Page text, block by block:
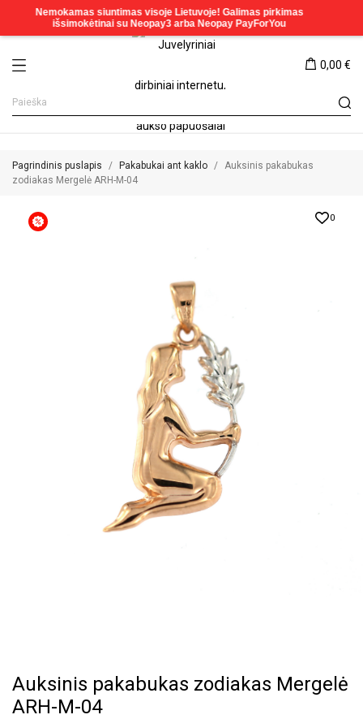
0,00 €
Pagrindinis puslapis Pakabukai ant kaklo
Auksinis pakabukas
zodiakas Mergelė ARH-M-04
0
Auksinis pakabukas zodiakas Mergelė
ARH-M-04